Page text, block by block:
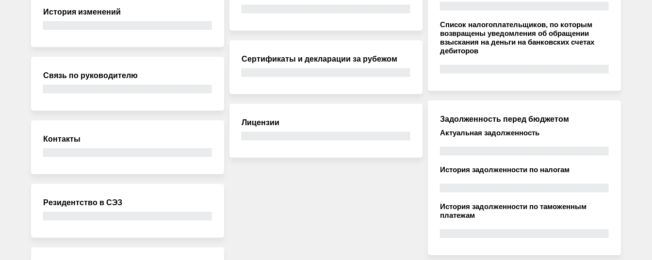
История изменений
Связь по руководителю
Контакты
Резидентство в СЭЗ
Сертификаты и декларации за рубежом
Лицензии
Список налогоплательщиков, по которым
возвращены уведомления об обращении
взыскания на деньги на банковских счетах
дебиторов
Задолженность перед бюджетом
Актуальная задолженность
История задолженности по налогам
История задолженности по таможенным
платежам